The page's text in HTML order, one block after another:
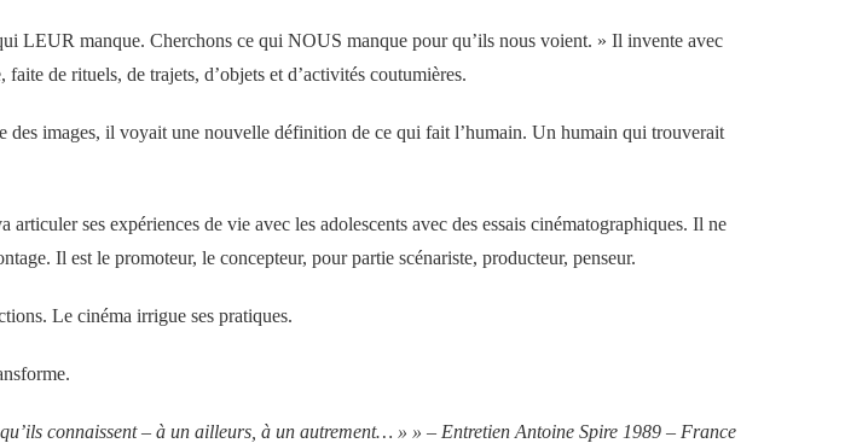
LEUR manque. Cherchons ce qui NOUS manque pour qu’ils nous voient. » Il invente avec
de rituels, de trajets, d’objets et d’activités coutumières.
des images, il voyait une nouvelle définition de ce qui fait l’humain. Un humain qui trouverait
ses expériences de vie avec les adolescents avec des essais cinématographiques. Il ne
Il est le promoteur, le concepteur, pour partie scénariste, producteur, penseur.
Le cinéma irrigue ses pratiques.
connaissent – à un ailleurs, à un autrement… » » – Entretien Antoine Spire 1989 – France